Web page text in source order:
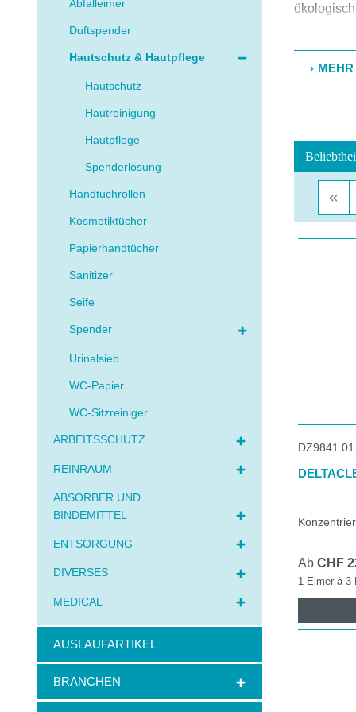
Abfalleimer
Duftspender
Hautschutz & Hautpflege
Hautschutz
Hautreinigung
Hautpflege
Spenderlösung
Handtuchrollen
Kosmetiktücher
Papierhandtücher
Sanitizer
Seife
Spender
Urinalsieb
WC-Papier
WC-Sitzreiniger
ARBEITSSCHUTZ
REINRAUM
ABSORBER UND
BINDEMITTEL
ENTSORGUNG
DIVERSES
MEDICAL
AUSLAUFARTIKEL
BRANCHEN
bietet
für
Sehr
Pro
Die
DZ9841.01
Ab CHF
1 Eimer à 3